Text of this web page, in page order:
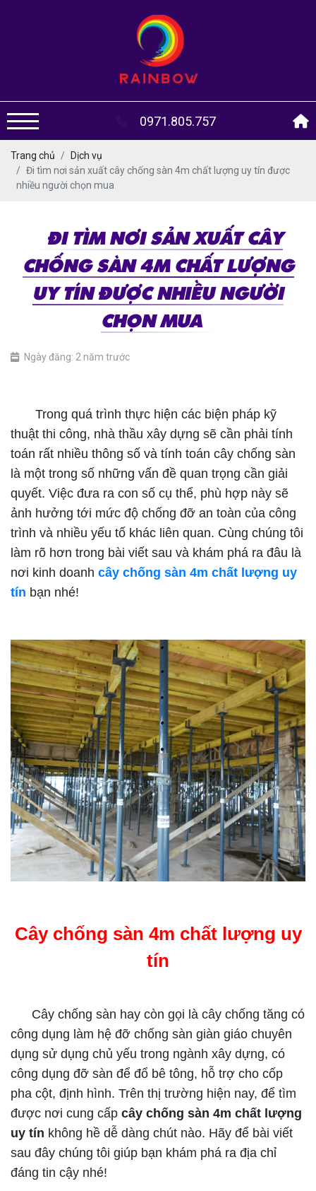
0971.805.757
Trang chủ
Dịch vụ
Đi tìm nơi sản xuất cây chống sàn 4m chất lượng uy tín được
nhiều người chọn mua
ĐI TÌM NƠI SẢN XUẤT CÂY
CHỐNG SÀN 4M CHẤT LƯỢNG
UY TÍN ĐƯỢC NHIỀU NGƯỜI
CHỌN MUA
Ngày đăng: 2 năm trước
Trong quá trình thực hiện các biện pháp kỹ
thuật thi công, nhà thầu xây dựng sẽ cần phải tính
toán rất nhiều thông số và tính toán cây chống sàn
là một trong số những vấn đề quan trọng cần giải
quyết. Việc đưa ra con số cụ thể, phù hợp này sẽ
ảnh hưởng tới mức độ chống đỡ an toàn của công
trình và nhiều yếu tố khác liên quan. Cùng chúng tôi
làm rõ hơn trong bài viết sau và khám phá ra đâu là
nơi kinh doanh cây chống sàn 4m chất lượng uy
tín bạn nhé!
Cây chống sàn 4m chất lượng uy
tín
Cây chống sàn hay còn gọi là cây chống tăng có
công dụng làm hệ đỡ chống sàn giàn giáo chuyên
dụng sử dụng chủ yếu trong ngành xây dựng, có
công dụng đỡ sàn để đổ bê tông, hỗ trợ cho cốp
pha cột, định hình. Trên thị trường hiện nay, để tìm
được nơi cung cấp cây chống sàn 4m chất lượng
uy tín không hề dễ dàng chút nào. Hãy để bài viết
sau đây chúng tôi giúp bạn khám phá ra địa chỉ
đáng tin cậy nhé!